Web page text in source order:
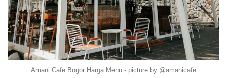
Amani Cafe Bogor Harga Menu - picture by @amanicafe